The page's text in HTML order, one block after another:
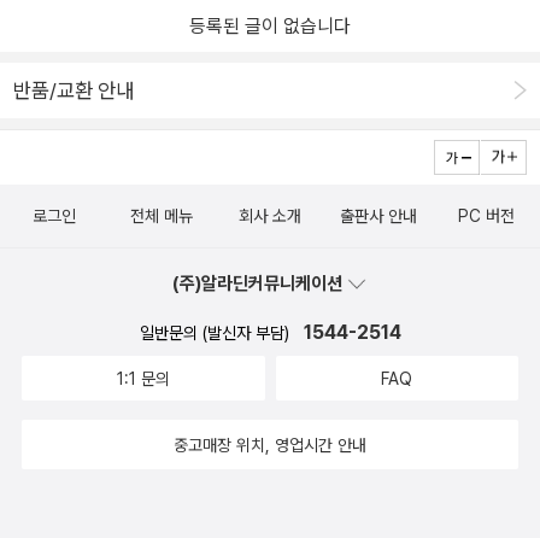
다양했으면 어떨까 싶다. 약간 시험에 나오는 기계적인 발음같이 들
끼게 해주었으며 앞쪽에 성격이 대해서도 우리말에서도 여러 가지 다
- 이타적인~Attentive ~주의력 있는, 집중력이 뛰어난Gullible - 잘
속아 넘어가는treacherous- 믿을 수 없는 대단히 위험함나의 수준이
dangerous에서 좀 더 질감 있는 단어를 배우게 됨~단어들이 묘사에
고 싶다고 이 책으로 꼭 공부할 것을 추천한다.​계속해서 사람 in 시리
즈 영어 책을 만나면서 영어 단어에 대해 공부를 해가며 영어 독서와
위해서는 고수로 가는 길은 쉽지 않음도 생각하게 됩니다. 영어회화
서 세련되고 고급 어휘로 변경하는 작업도 해봐야겠다는 생각도 해
급 영어로 가는 결정적 단어들저자오석태출판사람in발매2024.03.0
지 단어장으로 단어의 한두개의 뜻만 외웠고 그 이외에 다른 뜻은 생
들』 이라는 책을 접하면서 나는 지금까지 딱 하나의 단어를 너무 많은
다는 것은 정확한 영어 문장을 구사한다는 것을 뜻합니다. 정확한 문
장을 구사하려면 문법의 형식은 물론 문법과 어휘의 정확한 의미를
이해하고 있어야 합니다. 특히 어휘는 상황에 따라, 대상에 따라 매우
재하지 않는다고요. 특정한 상황을 정확히 설명할수 있는 어휘는 딱
하나뿐입니다. 그 어휘를 대체할 수 있는 어휘는 없다는 것입니다.중
급영어로 사는 결정적 단어들 p. 4 저자 서문 중에서...이 책은 크게
음원은 각 챕터의 단원별로 QR코드를 이용해서 들을수 있다. 하지만
om 에 들어가서 다운을 받았다. 음원 파일이 단어와 예문까지 읽어주
등록된 글이 없습니다
반품/교환 안내
로그인 전체 메뉴 회사 소개 출판사 안내 PC 버전
(주)알라딘커뮤니케이션
일반문의 (발신자 부담) 1544-2514
1:1 문의 FAQ
중고매장 위치, 영업시간 안내